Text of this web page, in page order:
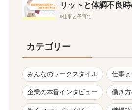
リットと体調不良
仕事と子育て
カテゴリー
みんなのワークスタイル 仕事
企業の本音インタビュー 働き